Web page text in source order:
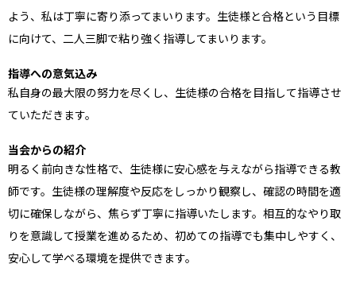
よう、私は丁寧に寄り添ってまいります。生徒様と合格という目標
に向けて、二人三脚で粘り強く指導してまいります。
指導への意気込み
私自身の最大限の努力を尽くし、生徒様の合格を目指して指導させ
ていただきます。
当会からの紹介
明るく前向きな性格で、生徒様に安心感を与えながら指導できる教
師です。生徒様の理解度や反応をしっかり観察し、確認の時間を適
切に確保しながら、焦らず丁寧に指導いたします。相互的なやり取
りを意識して授業を進めるため、初めての指導でも集中しやすく、
安心して学べる環境を提供できます。